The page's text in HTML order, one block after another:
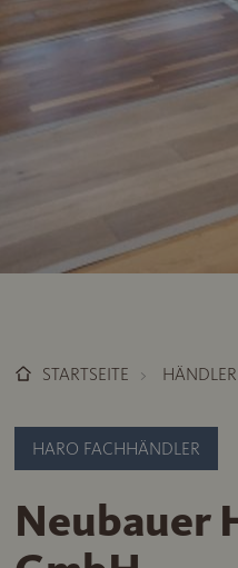
STARTSEITE HÄNDLER
HARO FACHHÄNDLER
Neubauer